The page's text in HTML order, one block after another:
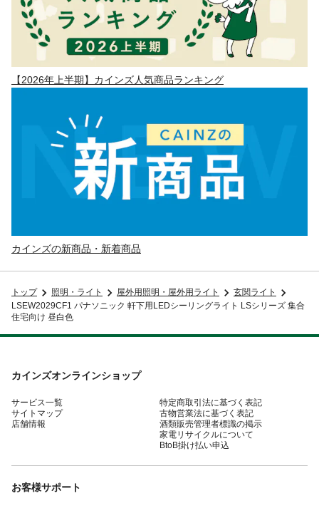
【2026年上半期】カインズ人気商品ランキング
カインズの新商品・新着商品
トップ 照明・ライト 屋外用照明・屋外用ライト
玄関ライト
LSEW2029CF1 パナソニック 軒下用LEDシーリングライト LSシリーズ 集合
住宅向け 昼白色
カインズオンラインショップ
サービス一覧
サイトマップ
店舗情報
特定商取引法に基づく表記
古物営業法に基づく表記
酒類販売管理者標識の掲示
家電リサイクルについて
BtoB掛け払い申込
お客様サポート